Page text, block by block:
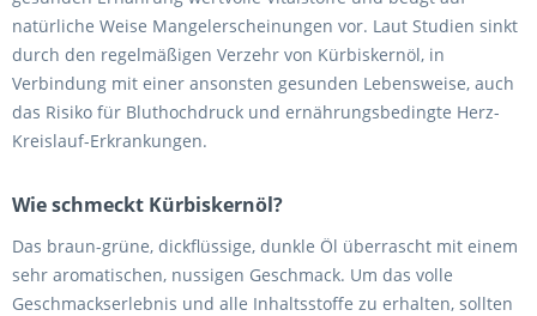
natürliche Weise Mangelerscheinungen vor. Laut Studien sinkt
durch den regelmäßigen Verzehr von Kürbiskernöl, in
Verbindung mit einer ansonsten gesunden Lebensweise, auch
das Risiko für Bluthochdruck und ernährungsbedingte Herz-
Kreislauf-Erkrankungen.
Wie schmeckt Kürbiskernöl?
Das braun-grüne, dickflüssige, dunkle Öl überrascht mit einem
sehr aromatischen, nussigen Geschmack. Um das volle
Geschmackserlebnis und alle Inhaltsstoffe zu erhalten, sollten